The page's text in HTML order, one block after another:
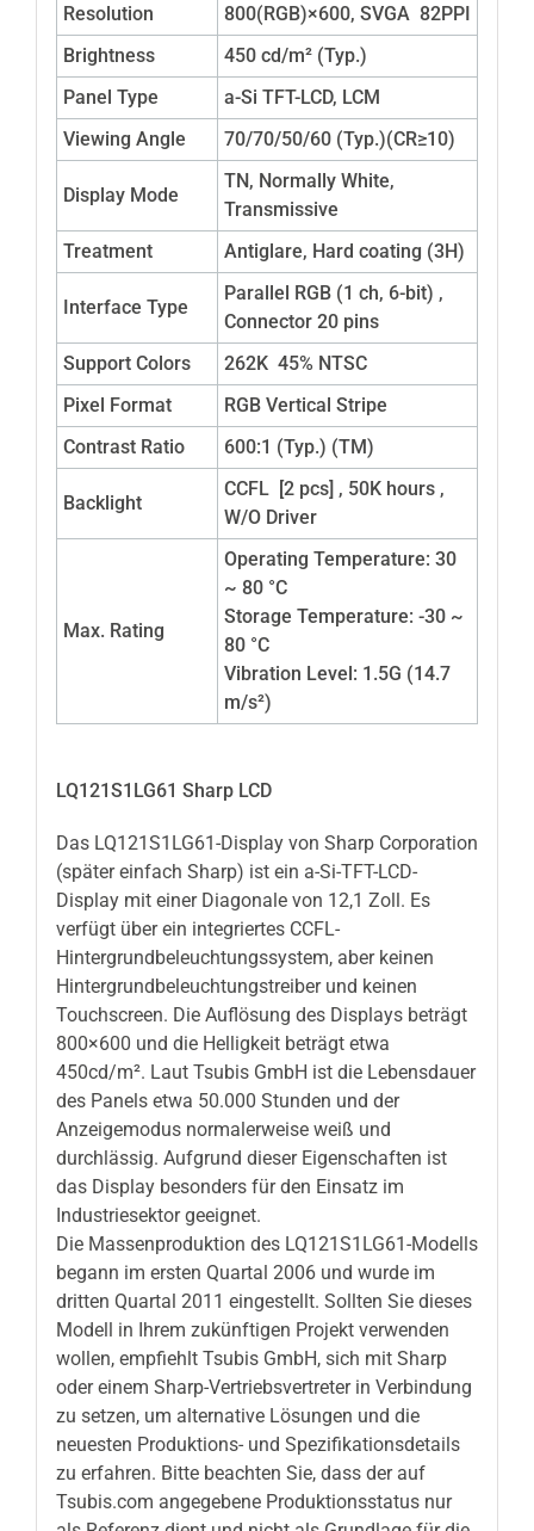
Resolution
800(RGB)×600, SVGA 82PPI
Brightness
450 cd/m² (Typ.)
Panel Type
a-Si TFT-LCD, LCM
Viewing Angle
70/70/50/60 (Typ.)(CR≥10)
Display Mode
TN, Normally White,
Transmissive
Treatment
Antiglare, Hard coating (3H)
Interface Type
Parallel RGB (1 ch, 6-bit) ,
Connector 20 pins
Support Colors
262K 45% NTSC
Pixel Format
RGB Vertical Stripe
Contrast Ratio
600:1 (Typ.) (TM)
Backlight
CCFL [2 pcs] , 50K hours ,
W/O Driver
Max. Rating
Operating Temperature: 30
~ 80 °C
Storage Temperature: -30 ~
80 °C
Vibration Level: 1.5G (14.7
m/s²)
LQ121S1LG61 Sharp LCD
Das LQ121S1LG61-Display von Sharp Corporation
(später einfach Sharp) ist ein a-Si-TFT-LCD-
Display mit einer Diagonale von 12,1 Zoll. Es
verfügt über ein integriertes CCFL-
Hintergrundbeleuchtungssystem, aber keinen
Hintergrundbeleuchtungstreiber und keinen
Touchscreen. Die Auflösung des Displays beträgt
800×600 und die Helligkeit beträgt etwa
450cd/m². Laut Tsubis GmbH ist die Lebensdauer
des Panels etwa 50.000 Stunden und der
Anzeigemodus normalerweise weiß und
durchlässig. Aufgrund dieser Eigenschaften ist
das Display besonders für den Einsatz im
Industriesektor geeignet.
Die Massenproduktion des LQ121S1LG61-Modells
begann im ersten Quartal 2006 und wurde im
dritten Quartal 2011 eingestellt. Sollten Sie dieses
Modell in Ihrem zukünftigen Projekt verwenden
wollen, empfiehlt Tsubis GmbH, sich mit Sharp
oder einem Sharp-Vertriebsvertreter in Verbindung
zu setzen, um alternative Lösungen und die
neuesten Produktions- und Spezifikationsdetails
zu erfahren. Bitte beachten Sie, dass der auf
Tsubis.com angegebene Produktionsstatus nur